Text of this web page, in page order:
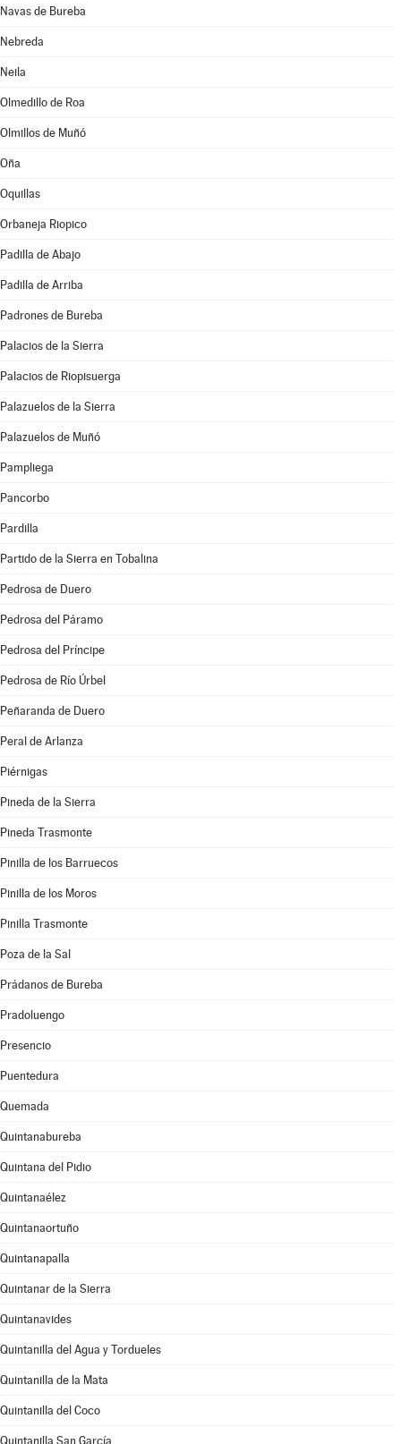
Navas de Bureba
Nebreda
Neila
Olmedillo de Roa
Olmillos de Muñó
Oña
Oquillas
Orbaneja Riopico
Padilla de Abajo
Padilla de Arriba
Padrones de Bureba
Palacios de la Sierra
Palacios de Riopisuerga
Palazuelos de la Sierra
Palazuelos de Muñó
Pampliega
Pancorbo
Pardilla
Partido de la Sierra en Tobalina
Pedrosa de Duero
Pedrosa del Páramo
Pedrosa del Príncipe
Pedrosa de Río Úrbel
Peñaranda de Duero
Peral de Arlanza
Piérnigas
Pineda de la Sierra
Pineda Trasmonte
Pinilla de los Barruecos
Pinilla de los Moros
Pinilla Trasmonte
Poza de la Sal
Prádanos de Bureba
Pradoluengo
Presencio
Puentedura
Quemada
Quintanabureba
Quintana del Pidio
Quintanaélez
Quintanaortuño
Quintanapalla
Quintanar de la Sierra
Quintanavides
Quintanilla del Agua y Tordueles
Quintanilla de la Mata
Quintanilla del Coco
Quintanilla San García